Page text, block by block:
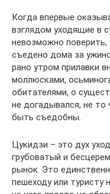
Когда впервые
взглядом уходящие в
невозможно поверить,
съедено дома за
рано утром прилавки
моллюсками,
обитателями, о
не догадывался, не то
быть съедобны.
Цукидзи – это дух
грубоватый и
рынок. Это
пешеходу или туристу